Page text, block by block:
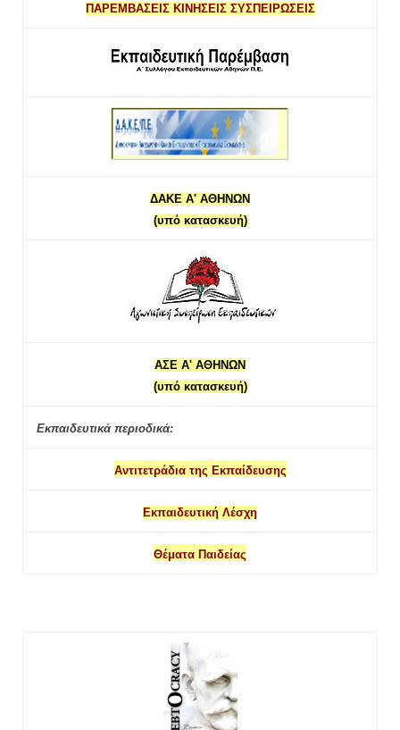
ΠΑΡΕΜΒΑΣΕΙΣ ΚΙΝΗΣΕΙΣ ΣΥΣΠΕΙΡΩΣΕΙΣ
ΔΑΚΕ Α' ΑΘΗΝΩΝ
(υπό κατασκευή)
ΑΣΕ Α' ΑΘΗΝΩΝ
(υπό κατασκευή)
Εκπαιδευτικά περιοδικά:
Αντιτετράδια της Εκπαίδευσης
Εκπαιδευτική Λέσχη
Θέματα Παιδείας